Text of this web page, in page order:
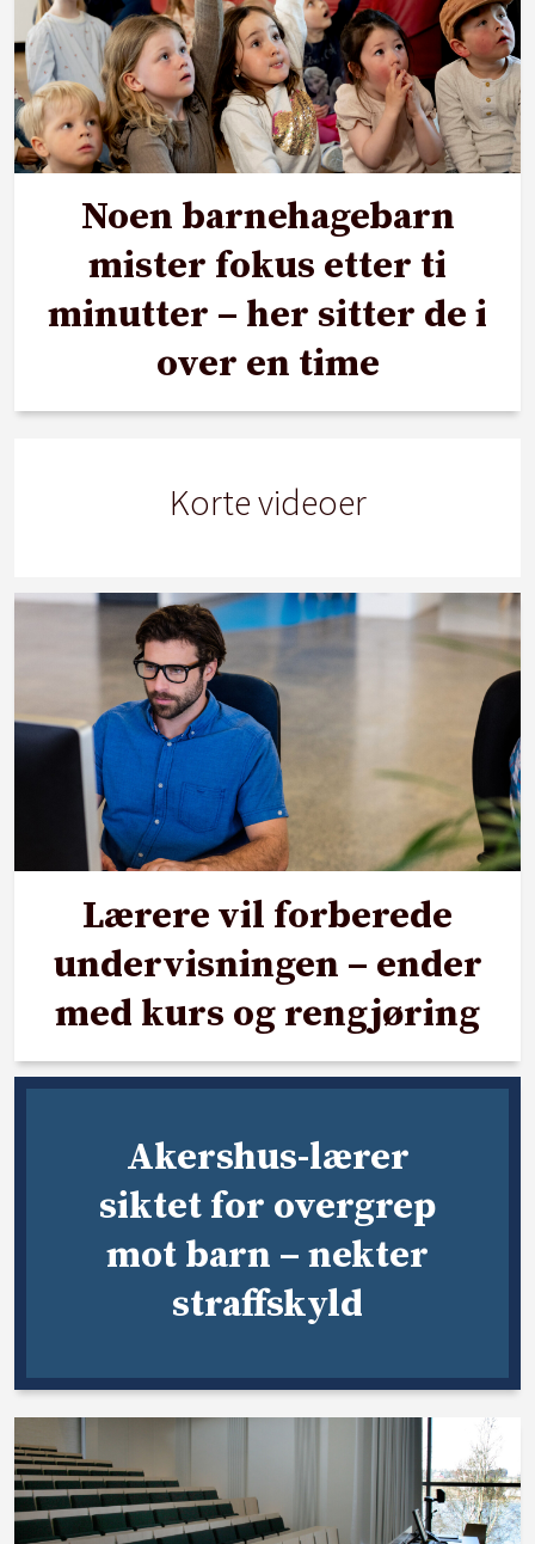
Noen barnehagebarn
mister fokus etter ti
minutter – her sitter de i
over en time
Korte videoer
Lærere vil forberede
undervisningen – ender
med kurs og rengjøring
Akershus-lærer
siktet for overgrep
mot barn – nekter
straffskyld